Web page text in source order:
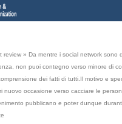
review » Da mentre i social network sono
non puoi contegno verso minore di
dei fatti di tutti.Il motivo e
nuovo occasione verso cacciare le
pubblicano e poter dunque